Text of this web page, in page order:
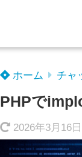
ホーム チャ
PHPで
2026年3月16日